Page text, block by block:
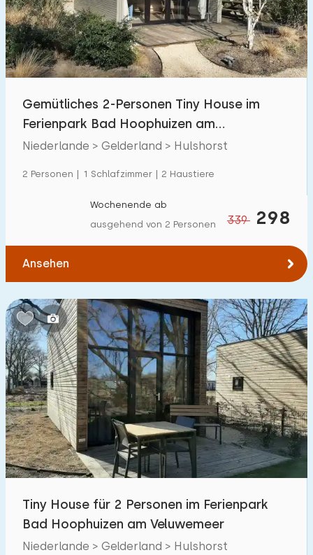
0,2 0,5 1 2 5
Unterkunft
Im Ferienpark
Einfamilienhaus
Ferienbauernhof
Ferienwohnung
Tiny house
Kinderfreundlich
Kindermöbel 17
Eingezäunter Garten 24
Spielgeräte im Garten 7
Hallenbad 51
Freibad
Kinderanimation
Kindereinrichtungen im Park
Gemütliches 2-Personen Tiny House im
Ferienpark Bad Hoophuizen am
Veluwemeer
Niederlande > Gelderland > Hulshorst
2 Personen | 1 Schlafzimmer | 2 Haustiere
339 298
Wochenende ab
ausgehend von 2 Personen
Ansehen
Tiny House für 2 Personen im Ferienpark
Bad Hoophuizen am Veluwemeer
Niederlande > Gelderland > Hulshorst